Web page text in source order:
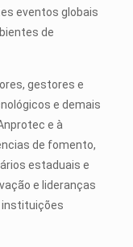
eventos globais
de
gestores e
e demais
e à
de fomento,
estaduais e
e lideranças
instituições